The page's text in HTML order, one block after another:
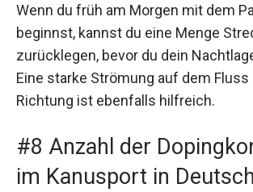
Wenn du früh am Morgen mit dem
beginnst, kannst du eine Menge
zurücklegen, bevor du dein
Eine starke Strömung auf dem Fluss
Richtung ist ebenfalls hilfreich.
#8 Anzahl der
im Kanusport in